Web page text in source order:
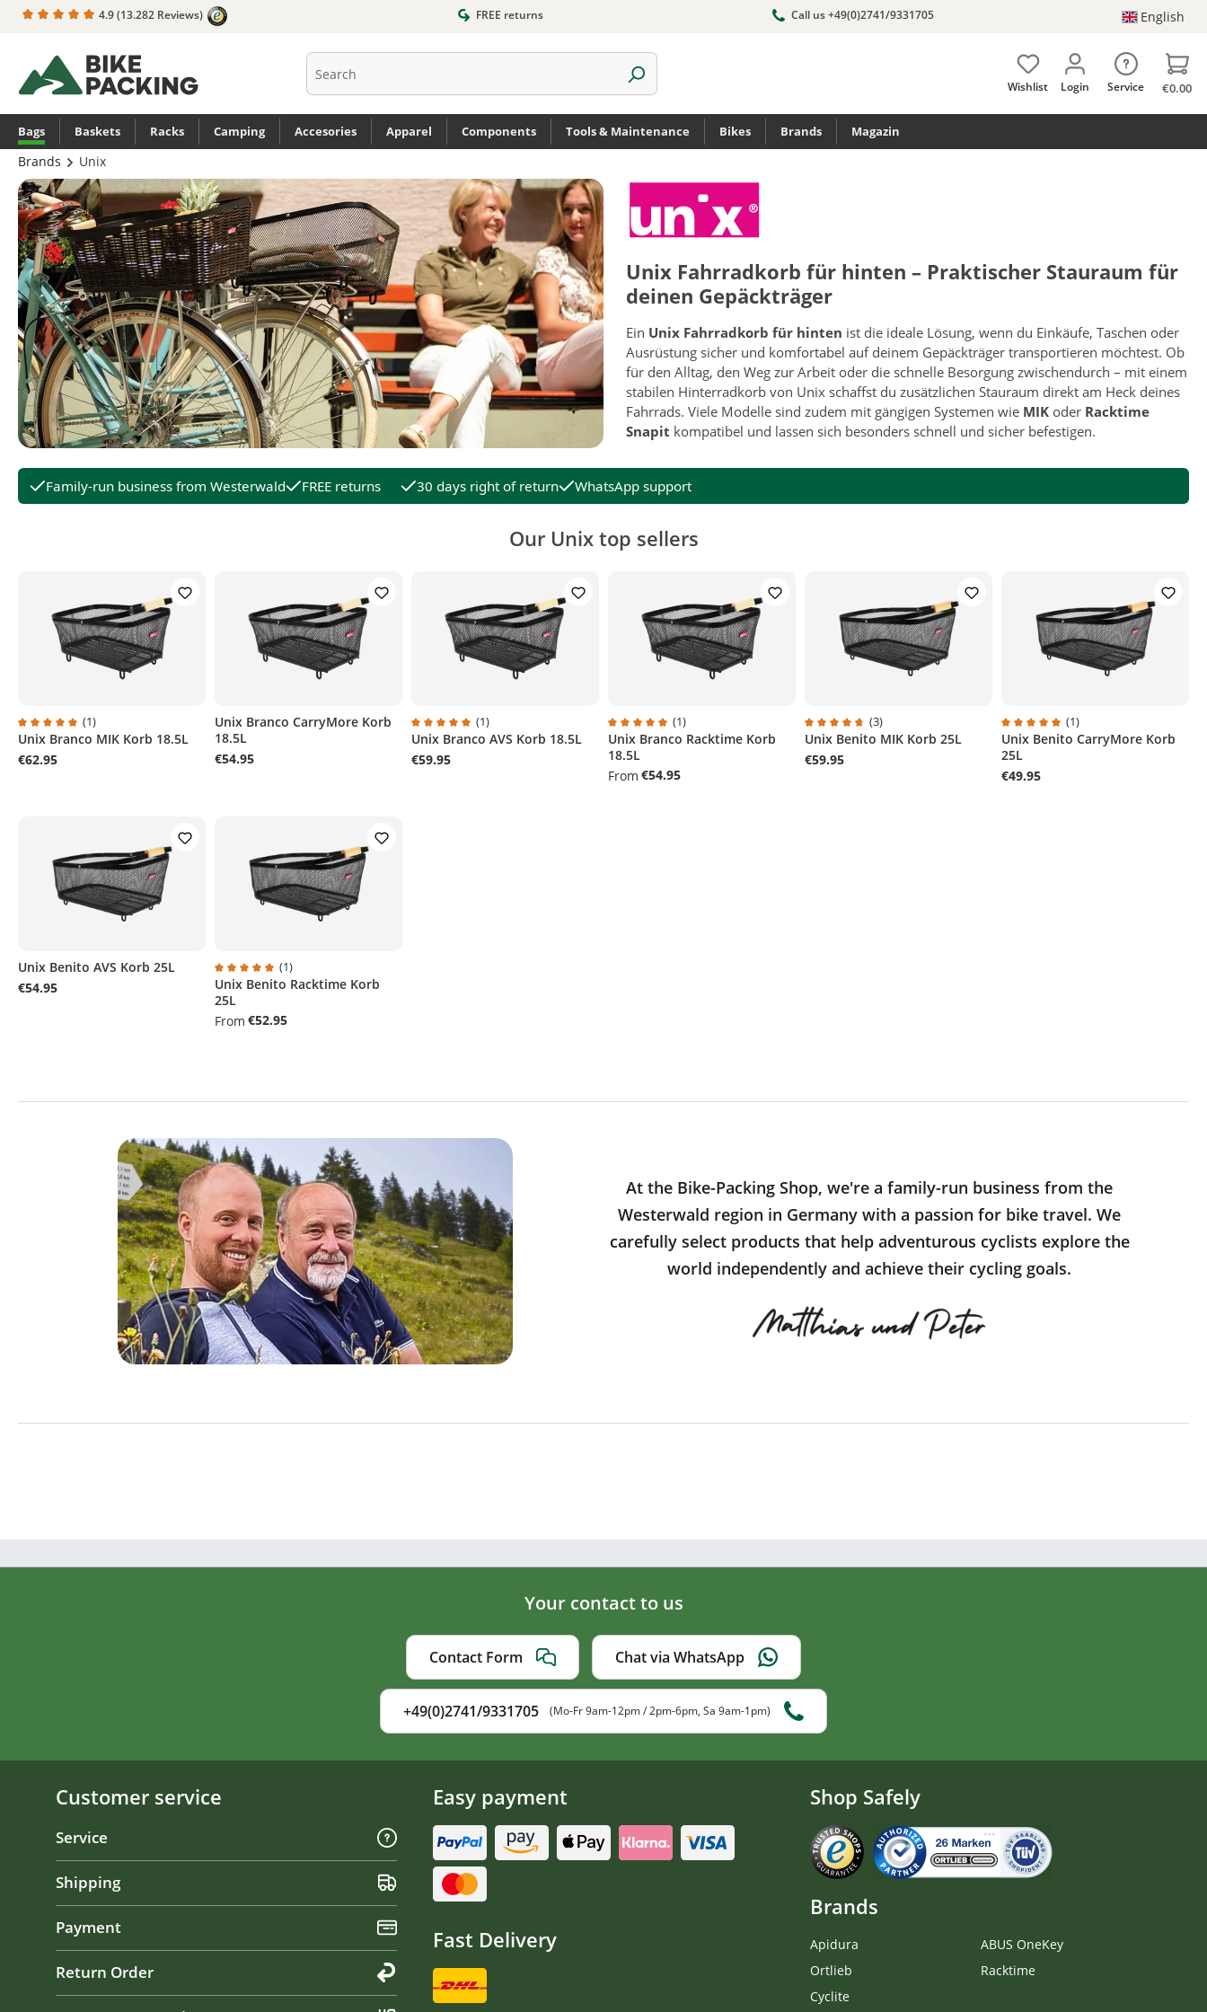
Skip to main navigation
4.9(13.282 Reviews) FREE returns Call us +49(0)2741/9331705 English
Wishlist Login Service €0.00
Bags Baskets Racks Camping Accesories Apparel Components Tools & Maintenance Bikes Brands Magazin
Brands Unix
Unix Fahrradkorb für hinten – Praktischer Stauraum für
deinen Gepäckträger
Ein Unix Fahrradkorb für hinten ist die ideale Lösung, wenn du Einkäufe, Taschen oder
Ausrüstung sicher und komfortabel auf deinem Gepäckträger transportieren möchtest. Ob
für den Alltag, den Weg zur Arbeit oder die schnelle Besorgung zwischendurch – mit einem
stabilen Hinterradkorb von Unix schaffst du zusätzlichen Stauraum direkt am Heck deines
Fahrrads. Viele Modelle sind zudem mit gängigen Systemen wie MIK oder Racktime
Snapit kompatibel und lassen sich besonders schnell und sicher befestigen.
Family-run business from Westerwald FREE returns 30 days right of return WhatsApp support
Our Unix top sellers
Average rating of 5 out of 5 stars
(1)
Unix Branco MIK Korb 18.5L
€62.95
Unix Branco CarryMore Korb
18.5L
€54.95
Average rating of 5 out of 5 stars
(1)
Unix Branco AVS Korb 18.5L
€59.95
Average rating of 5 out of 5 stars
(1)
Unix Branco Racktime Korb
18.5L
From €54.95
Average rating of 4.6 out of 5 stars
(3)
Unix Benito MIK Korb 25L
€59.95
Average rating of 5 out of 5 stars
(1)
Unix Benito CarryMore Korb
25L
€49.95
Unix Benito AVS Korb 25L
€54.95
Average rating of 5 out of 5 stars
(1)
Unix Benito Racktime Korb
25L
From €52.95
At the Bike-Packing Shop, we're a family-run business from the
Westerwald region in Germany with a passion for bike travel. We
carefully select products that help adventurous cyclists explore the
world independently and achieve their cycling goals.
Your contact to us
Contact Form Chat via WhatsApp
+49(0)2741/9331705 (Mo-Fr 9am-12pm / 2pm-6pm, Sa 9am-1pm)
Customer service
Service
Shipping
Payment
Return Order
Easy payment
Fast Delivery
Shop Safely
Brands
Apidura
Ortlieb
Cyclite
ABUS OneKey
Racktime